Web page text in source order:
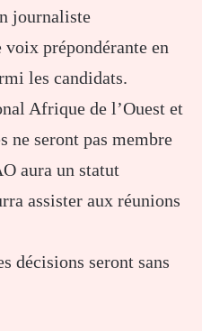
journaliste
voix prépondérante en
les candidats.
Afrique de l’Ouest et
ne seront pas membre
aura un statut
assister aux réunions
décisions seront sans